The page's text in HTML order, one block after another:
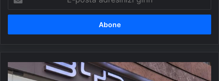
posta
adresinizi
Çinli
şirketlerin